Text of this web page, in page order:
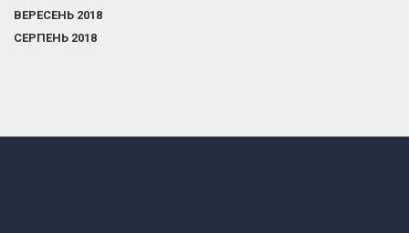
ВЕРЕСЕНЬ 2018
СЕРПЕНЬ 2018